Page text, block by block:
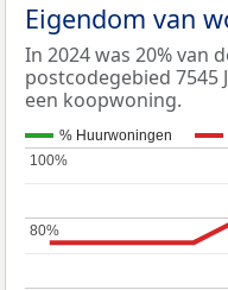
Eigendom van
In 2024 was 20% van
postcodegebied 7545
een koopwoning.
% Huurwoningen
80%
80%
100%
100%